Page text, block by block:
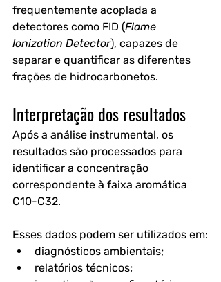
frequentemente acoplada a
detectores como FID (Flame
Ionization Detector), capazes de
separar e quantificar as diferentes
frações de hidrocarbonetos.
Interpretação dos resultados
Após a análise instrumental, os
resultados são processados para
identificar a concentração
correspondente à faixa aromática
C10-C32.
Esses dados podem ser utilizados em:
diagnósticos ambientais;
relatórios técnicos;